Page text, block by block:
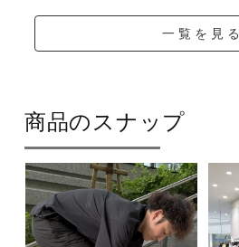
素材
底材：ゴム底
原産国
ベトナム製
一覧を見る
商品のスナップ